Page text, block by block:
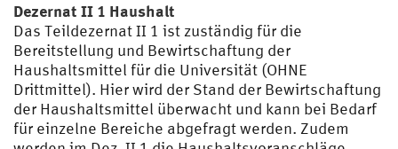
Dezernat II 1 Haushalt
Das Teildezernat II 1 ist zuständig für die
Bereitstellung und Bewirtschaftung der
Haushaltsmittel für die Universität (OHNE
Drittmittel). Hier wird der Stand der Bewirtschaftung
der Haushaltsmittel überwacht und kann bei Bedarf
für einzelne Bereiche abgefragt werden. Zudem